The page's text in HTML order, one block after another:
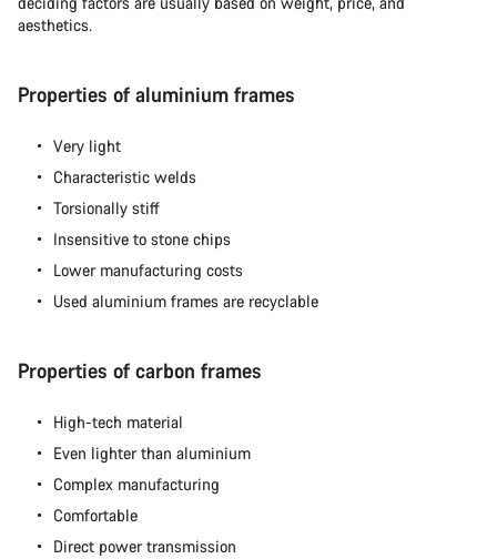
aesthetics.
Properties of aluminium frames
Very light
Characteristic welds
Torsionally stiff
Insensitive to stone chips
Lower manufacturing costs
Used aluminium frames are recyclable
Properties of carbon frames
High-tech material
Even lighter than aluminium
Complex manufacturing
Comfortable
Direct power transmission